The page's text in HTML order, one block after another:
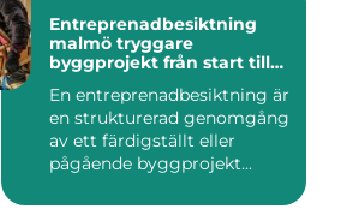
Entreprenadbesiktning
malmö tryggare
byggprojekt från start till
En entreprenadbesiktning är
en strukturerad genomgång
av ett färdigställt eller
pågående byggprojekt...